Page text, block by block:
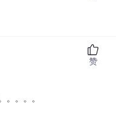
。。。。
赞